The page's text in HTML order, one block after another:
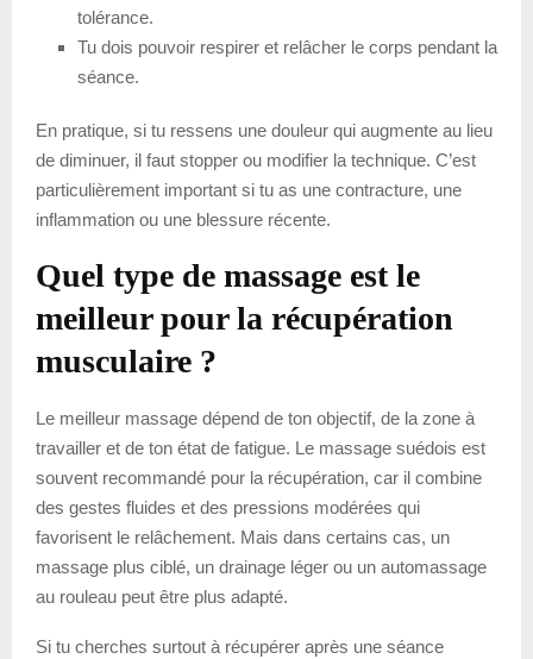
tolérance.
Tu dois pouvoir respirer et relâcher le corps pendant la
séance.
En pratique, si tu ressens une douleur qui augmente au lieu
de diminuer, il faut stopper ou modifier la technique. C’est
particulièrement important si tu as une contracture, une
inflammation ou une blessure récente.
Quel type de massage est le
meilleur pour la récupération
musculaire ?
Le meilleur massage dépend de ton objectif, de la zone à
travailler et de ton état de fatigue. Le massage suédois est
souvent recommandé pour la récupération, car il combine
des gestes fluides et des pressions modérées qui
favorisent le relâchement. Mais dans certains cas, un
massage plus ciblé, un drainage léger ou un automassage
au rouleau peut être plus adapté.
Si tu cherches surtout à récupérer après une séance